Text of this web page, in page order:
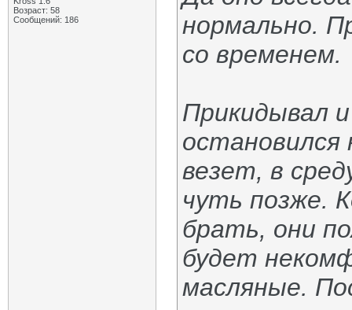
Возраст: 58
Сообщений: 186
нормально.
со временем.
Прикидывал
везет, в
чуть позже.
брать, они
будет
масляные.